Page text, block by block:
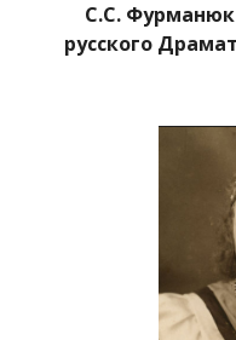
С.С. Фурманюк
русского